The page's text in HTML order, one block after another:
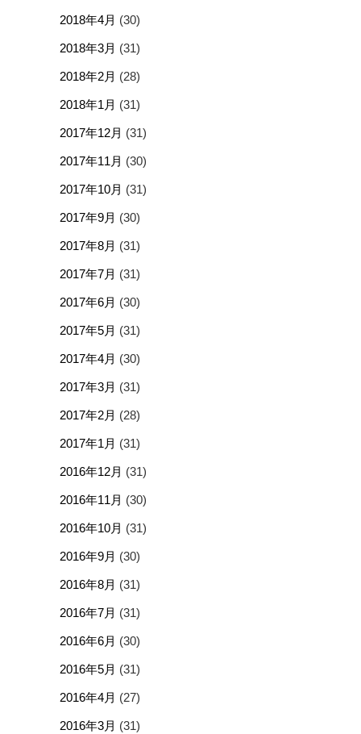
2018年4月 (30)
2018年3月 (31)
2018年2月 (28)
2018年1月 (31)
2017年12月 (31)
2017年11月 (30)
2017年10月 (31)
2017年9月 (30)
2017年8月 (31)
2017年7月 (31)
2017年6月 (30)
2017年5月 (31)
2017年4月 (30)
2017年3月 (31)
2017年2月 (28)
2017年1月 (31)
2016年12月 (31)
2016年11月 (30)
2016年10月 (31)
2016年9月 (30)
2016年8月 (31)
2016年7月 (31)
2016年6月 (30)
2016年5月 (31)
2016年4月 (27)
2016年3月 (31)